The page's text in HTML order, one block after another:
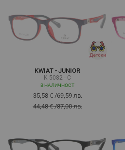
KWIAT - JUNIOR
K 5082 - C
В НАЛИЧНОСТ
35,58 €/69,59 лв.
44,48 €/87,00 лв.